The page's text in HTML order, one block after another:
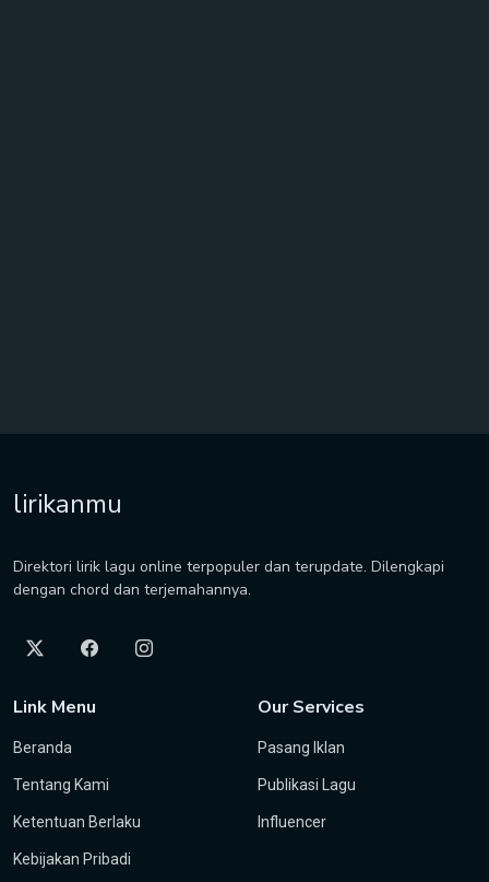
lirikanmu
Direktori lirik lagu online terpopuler dan terupdate. Dilengkapi
dengan chord dan terjemahannya.
Link Menu
Beranda
Tentang Kami
Ketentuan Berlaku
Kebijakan Pribadi
Our Services
Pasang Iklan
Publikasi Lagu
Influencer